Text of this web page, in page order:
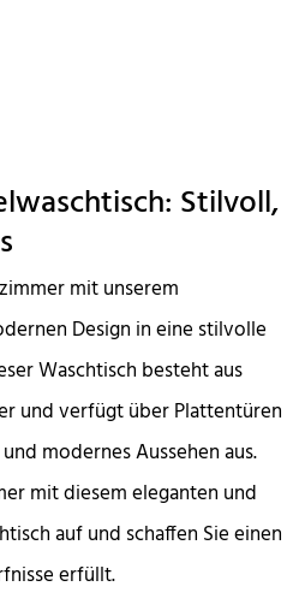
Stilvoll,
mit unserem
Design in eine stilvolle
Waschtisch besteht aus
und verfügt über Plattentüren
modernes Aussehen aus.
mit diesem eleganten und
auf und schaffen Sie einen
erfüllt.